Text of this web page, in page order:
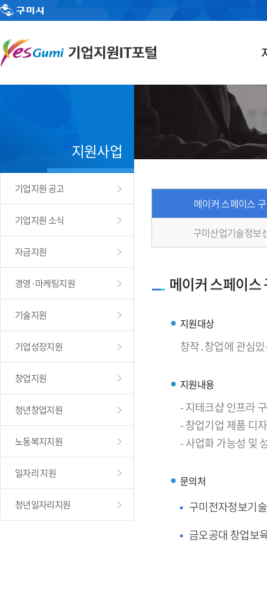
지원사업
기업지원 공고
기업지원 소식
자금지원
경영·마케팅지원
기술지원
기업성장지원
창업지원
청년창업지원
노동복지지원
일자리 지원
청년일자리지원
메이커 스페이스
구미산업기술정보
메이커 스페이
지원대상
창작․창업에 관심
지원내용
- 지테크샵 인프라
- 창업기업 제품 디
- 사업화 가능성 및
문의처
구미전자정보기
금오공대 창업보